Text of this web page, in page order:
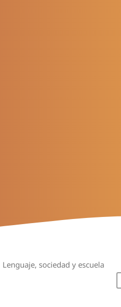
Lenguaje, sociedad y escuela